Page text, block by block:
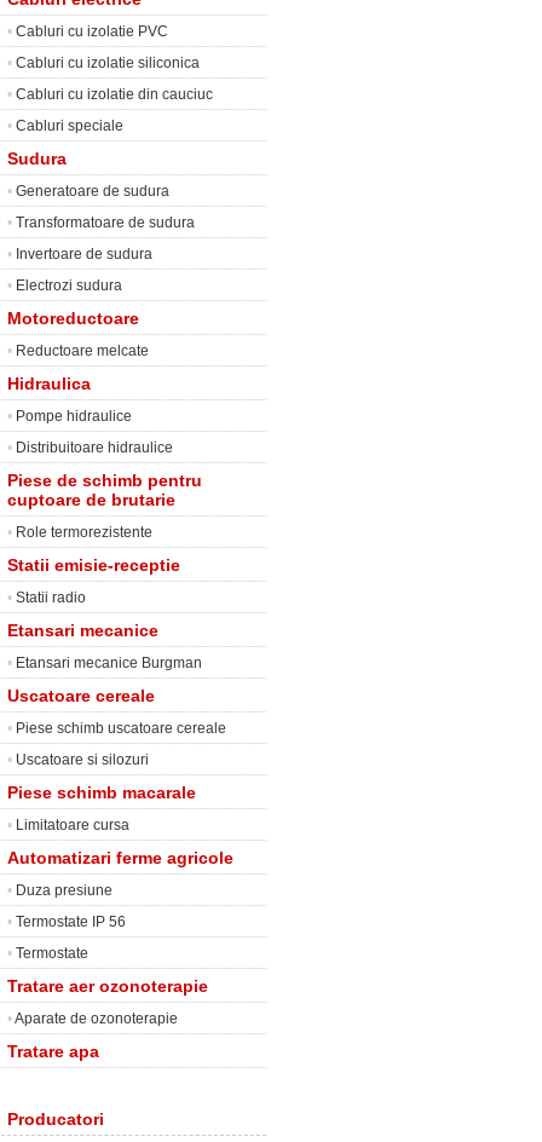
• Cabluri cu izolatie PVC
• Cabluri cu izolatie siliconica
• Cabluri cu izolatie din cauciuc
• Cabluri speciale
Sudura
• Generatoare de sudura
• Transformatoare de sudura
• Invertoare de sudura
• Electrozi sudura
Motoreductoare
• Reductoare melcate
Hidraulica
• Pompe hidraulice
• Distribuitoare hidraulice
Piese de schimb pentru
cuptoare de brutarie
• Role termorezistente
Statii emisie-receptie
• Statii radio
Etansari mecanice
• Etansari mecanice Burgman
Uscatoare cereale
• Piese schimb uscatoare cereale
• Uscatoare si silozuri
Piese schimb macarale
• Limitatoare cursa
Automatizari ferme agricole
• Duza presiune
• Termostate IP 56
• Termostate
Tratare aer ozonoterapie
•Aparate de ozonoterapie
Tratare apa
Producatori